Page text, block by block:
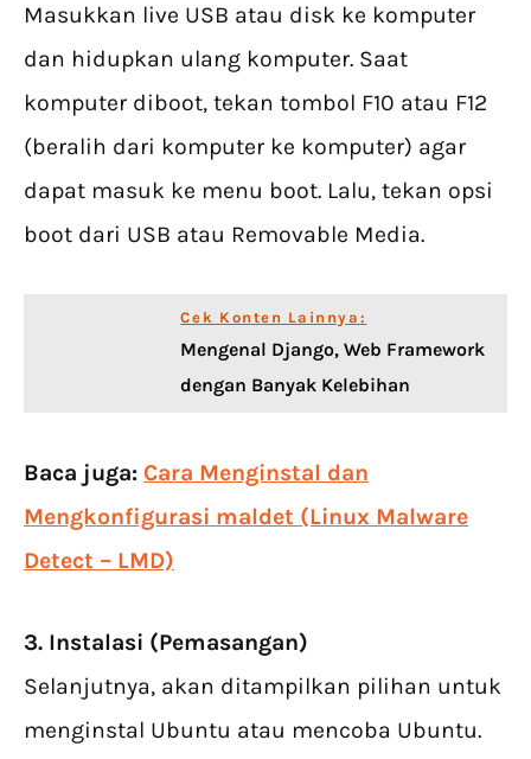
Masukkan live USB atau disk ke komputer
dan hidupkan ulang komputer. Saat
komputer diboot, tekan tombol F10 atau F12
(beralih dari komputer ke komputer) agar
dapat masuk ke menu boot. Lalu, tekan opsi
boot dari USB atau Removable Media.
Cek Konten Lainnya:
Mengenal Django, Web Framework
dengan Banyak Kelebihan
Baca juga: Cara Menginstal dan
Mengkonfigurasi maldet (Linux Malware
Detect – LMD)
3. Instalasi (Pemasangan)
Selanjutnya, akan ditampilkan pilihan untuk
menginstal Ubuntu atau mencoba Ubuntu.